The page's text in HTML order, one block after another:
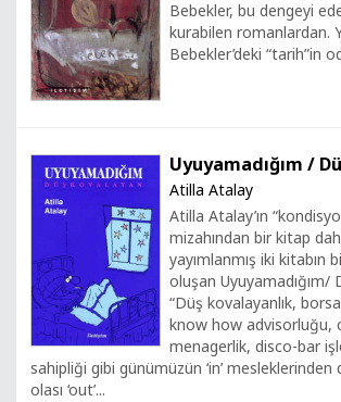
Bebekler, bu dengeyi
kurabilen romanlardan.
Bebekler’deki “tarih”in
Uyuyamadığım /
Atilla Atalay
Atilla Atalay’ın
mizahından bir kitap
yayımlanmış iki kitabın
oluşan Uyuyamadığım/
“Düş kovalayanlık,
know how advisorluğu,
menagerlik, disco-bar
sahipliği gibi günümüzün ‘in’ mesleklerinden
olası ‘out’...